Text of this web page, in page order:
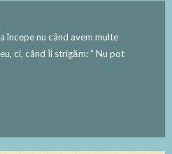
începe nu când avem multe
ci, când Îi strigăm: ” Nu pot